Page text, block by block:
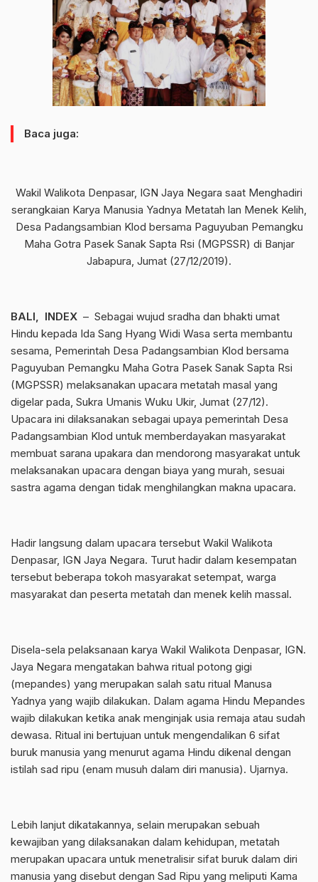
Baca juga:
Wakil Walikota Denpasar, IGN Jaya Negara saat Menghadiri
serangkaian Karya Manusia Yadnya Metatah lan Menek Kelih,
Desa Padangsambian Klod bersama Paguyuban Pemangku
Maha Gotra Pasek Sanak Sapta Rsi (MGPSSR) di Banjar
Jabapura, Jumat (27/12/2019).
BALI, INDEX – Sebagai wujud sradha dan bhakti umat
Hindu kepada Ida Sang Hyang Widi Wasa serta membantu
sesama, Pemerintah Desa Padangsambian Klod bersama
Paguyuban Pemangku Maha Gotra Pasek Sanak Sapta Rsi
(MGPSSR) melaksanakan upacara metatah masal yang
digelar pada, Sukra Umanis Wuku Ukir, Jumat (27/12).
Upacara ini dilaksanakan sebagai upaya pemerintah Desa
Padangsambian Klod untuk memberdayakan masyarakat
membuat sarana upakara dan mendorong masyarakat untuk
melaksanakan upacara dengan biaya yang murah, sesuai
sastra agama dengan tidak menghilangkan makna upacara.
Hadir langsung dalam upacara tersebut Wakil Walikota
Denpasar, IGN Jaya Negara. Turut hadir dalam kesempatan
tersebut beberapa tokoh masyarakat setempat, warga
masyarakat dan peserta metatah dan menek kelih massal.
Disela-sela pelaksanaan karya Wakil Walikota Denpasar, IGN.
Jaya Negara mengatakan bahwa ritual potong gigi
(mepandes) yang merupakan salah satu ritual Manusa
Yadnya yang wajib dilakukan. Dalam agama Hindu Mepandes
wajib dilakukan ketika anak menginjak usia remaja atau sudah
dewasa. Ritual ini bertujuan untuk mengendalikan 6 sifat
buruk manusia yang menurut agama Hindu dikenal dengan
istilah sad ripu (enam musuh dalam diri manusia). Ujarnya.
Lebih lanjut dikatakannya, selain merupakan sebuah
kewajiban yang dilaksanakan dalam kehidupan, metatah
merupakan upacara untuk menetralisir sifat buruk dalam diri
manusia yang disebut dengan Sad Ripu yang meliputi Kama